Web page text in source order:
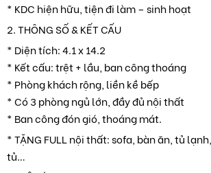
* KDC hiện hữu, tiện đi làm – sinh hoạt
2. THÔNG SỐ & KẾT CẤU
* Diện tích: 4.1 x 14.2
* Kết cấu: trệt + lầu, ban công thoáng
* Phòng khách rộng, liền kề bếp
* Có 3 phòng ngủ lớn, đầy đủ nội thất
* Ban công đón gió, thoáng mát.
* TẶNG FULL nội thất: sofa, bàn ăn, tủ
tủ…